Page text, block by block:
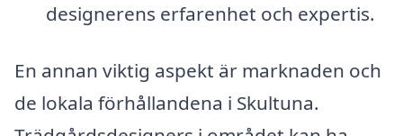
designerens erfarenhet och expertis.
En annan viktig aspekt är marknaden och
de lokala förhållandena i Skultuna.